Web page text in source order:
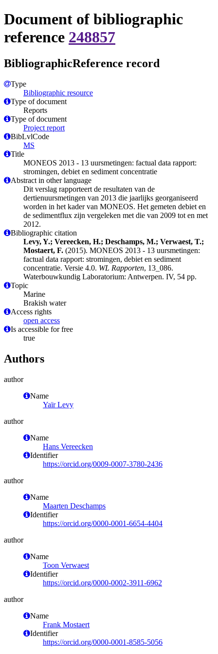
Document of bibliographic
reference 248857
BibliographicReference record
Type
Bibliographic resource
Type of document
Reports
Type of document
Project report
BibLvlCode
MS
Title
MONEOS 2013 - 13 uursmetingen: factual data rapport:
stromingen, debiet en sediment concentratie
Abstract in other language
Dit verslag rapporteert de resultaten van de
dertienuursmetingen van 2013 die jaarlijks georganiseerd
worden in het kader van MONEOS. Het gemeten debiet en
de sedimentflux zijn vergeleken met die van 2009 tot en met
2012.
Bibliographic citation
Levy, Y.; Vereecken, H.; Deschamps, M.; Verwaest, T.;
Mostaert, F. (2015). MONEOS 2013 - 13 uursmetingen:
factual data rapport: stromingen, debiet en sediment
concentratie. Versie 4.0. WL Rapporten, 13_086.
Waterbouwkundig Laboratorium: Antwerpen. IV, 54 pp.
Topic
Marine
Brakish water
Access rights
open access
Is accessible for free
true
Authors
author
Name
Yaïr Levy
author
Name
Hans Vereecken
Identifier
https://orcid.org/0009-0007-3780-2436
author
Name
Maarten Deschamps
Identifier
https://orcid.org/0000-0001-6654-4404
author
Name
Toon Verwaest
Identifier
https://orcid.org/0000-0002-3911-6962
author
Name
Frank Mostaert
Identifier
https://orcid.org/0000-0001-8585-5056